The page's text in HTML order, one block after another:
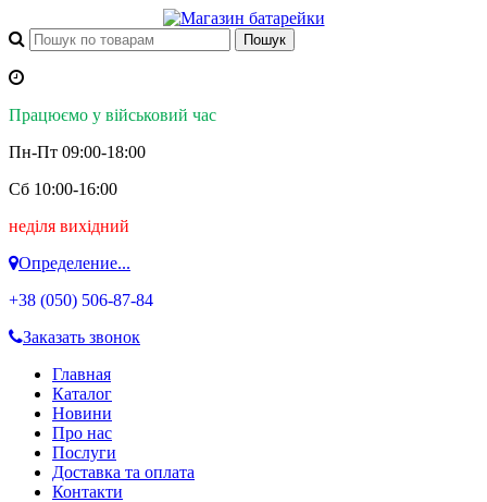
Працюємо у військовий час
Пн-Пт 09:00-18:00
Сб 10:00-16:00
неділя вихідний
Определение...
+38 (050) 506-87-84
Заказать звонок
Главная
Каталог
Новини
Про нас
Послуги
Доставка та оплата
Контакти